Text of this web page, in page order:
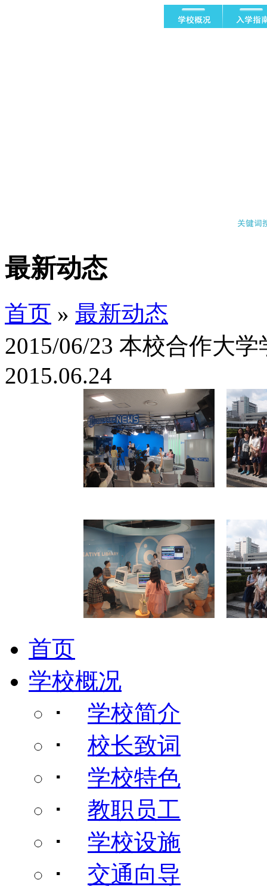
最新动态
首页 » 最新动态
2015/06/23 本校合作大
2015.06.24
首页
学校概况
･ 学校简介
･ 校长致词
･ 学校特色
･ 教职员工
･ 学校设施
･ 交通向导